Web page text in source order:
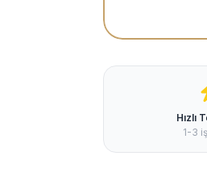
Hızlı
1-3